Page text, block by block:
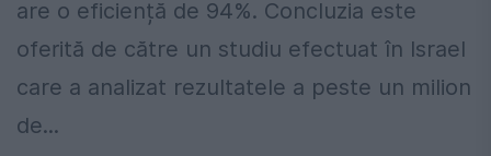
are o eficiență de 94%. Concluzia este
oferită de către un studiu efectuat în Israel
care a analizat rezultatele a peste un milion
de...